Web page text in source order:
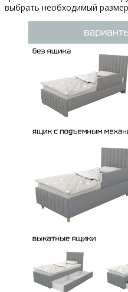
выбрать необходимый